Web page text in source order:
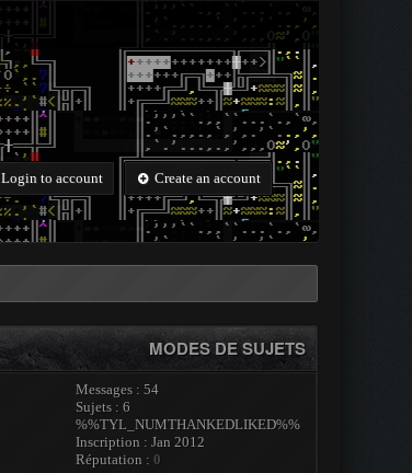
Login to account Create an account
MODES DE SUJETS
Messages : 54
Sujets : 6
%%TYL_NUMTHANKEDLIKED%%
Inscription : Jan 2012
Réputation : 0